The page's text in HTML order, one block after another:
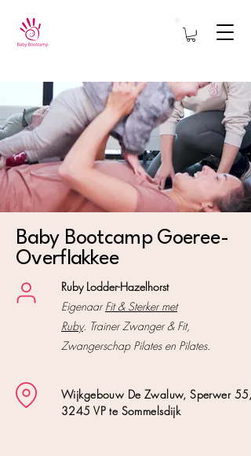
Baby Bootcamp Goeree-
Overflakkee
Ruby Lodder-Hazelhorst
​EigenaarFit & Sterker met
Ruby. Trainer Zwanger & Fit,
Zwangerschap Pilates en Pilates.
Wijkgebouw De Zwaluw, Sperwer 55,
3245 VP te Sommelsdijk